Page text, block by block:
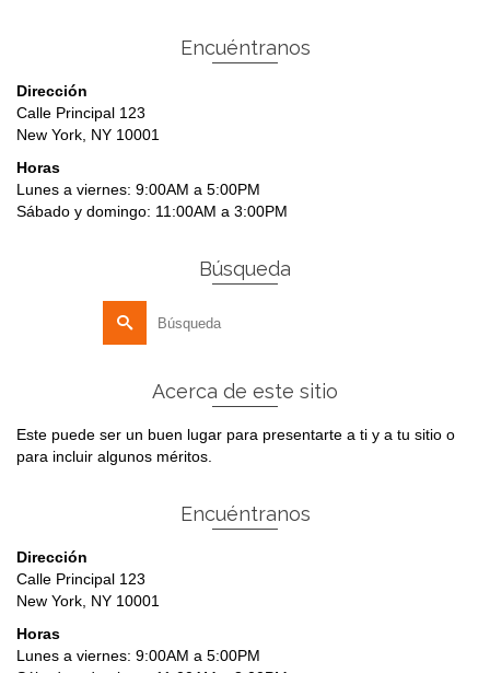
Encuéntranos
Dirección
Calle Principal 123
New York, NY 10001
Horas
Lunes a viernes: 9:00AM a 5:00PM
Sábado y domingo: 11:00AM a 3:00PM
Búsqueda
por:
Acerca de este sitio
Este puede ser un buen lugar para presentarte a ti y a tu sitio o
para incluir algunos méritos.
Encuéntranos
Dirección
Calle Principal 123
New York, NY 10001
Horas
Lunes a viernes: 9:00AM a 5:00PM